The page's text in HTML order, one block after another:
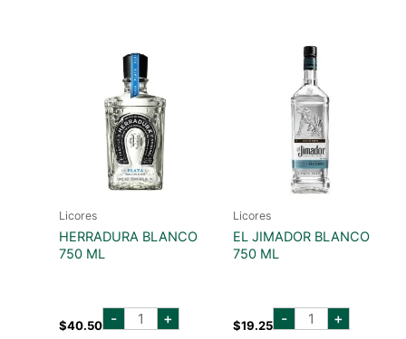
Licores
HERRADURA BLANCO
750 ML
$40.50 - herradura
blanco+
Licores
EL JIMADOR BLANCO
750 ML
$19.25 - EL
JIMADOR
+